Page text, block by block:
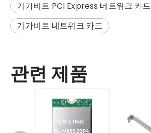
기가비트 PCI Express 네트워크 카드
기가비트 네트워크 카드
관련 제품